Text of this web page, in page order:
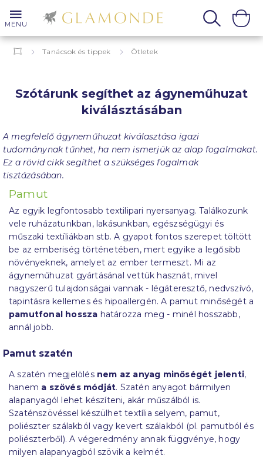
MENU
Tanácsok és tippek Ötletek
Szótárunk segíthet az ágyneműhuzat
kiválásztásában
A megfelelő ágyneműhuzat kiválasztása igazi
tudománynak tűnhet, ha nem ismerjük az alap fogalmakat.
Ez a rövid cikk segíthet a szükséges fogalmak
tisztázásában.
Pamut
Az egyik legfontosabb textilipari nyersanyag. Találkozunk
vele ruházatunkban, lakásunkban, egészségügyi és
műszaki textíliákban stb. A gyapot fontos szerepet töltött
be az emberiség történetében, mert egyike a legősibb
növényeknek, amelyet az ember termeszt. Mi az
ágyneműhuzat gyártásánal vettük hasznát, mivel
nagyszerű tulajdonságai vannak - légáteresztő, nedvszívó,
tapintásra kellemes és hipoallergén. A pamut minőségét a
pamutfonal hossza határozza meg - minél hosszabb,
annál jobb.
Pamut szatén
A szatén megjelölés nem az anyag minőségét jelenti,
hanem a szövés módját. Szatén anyagot bármilyen
alapanyagól lehet készíteni, akár műszálból is.
Szaténszövéssel készülhet textília selyem, pamut,
poliészter szálakból vagy kevert szálakból (pl. pamutból és
poliészterből). A végeredmény annak függvénye, hogy
milyen alapanyagból szövik a kelmét.